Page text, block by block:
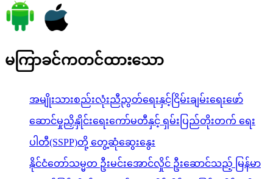
မကြာခင်ကတင်ထားသော
အမျိုးသားစည်းလုံးညီညွတ်ရေးနှင့်ငြိမ်းချမ်းရေးဖော်
ဆောင်မှုညှိနှိုင်းရေးကော်မတီနှင့် ရှမ်းပြည်တိုးတက် ရေး
ပါတီ(SSPP)တို့ တွေ့ဆုံဆွေးနွေး
နိုင်ငံတော်သမ္မတ ဦးမင်းအောင်လှိုင် ဦးဆောင်သည့် မြန်မာ